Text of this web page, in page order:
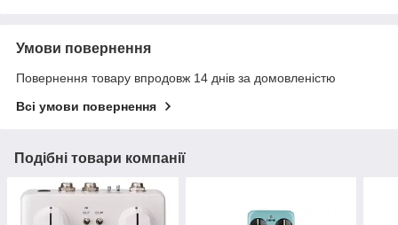
Умови повернення
Повернення товару впродовж 14 днів за домовленістю
Всі умови повернення
Подібні товари компанії